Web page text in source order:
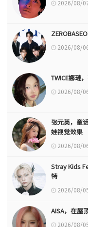
2026/08/
2026/08/
TWICE娜璉
2026/08/
张元英，童
娃视觉效果
2026/08/
Stray Kids
特
2026/08/
AISA，在屋
2026/08/